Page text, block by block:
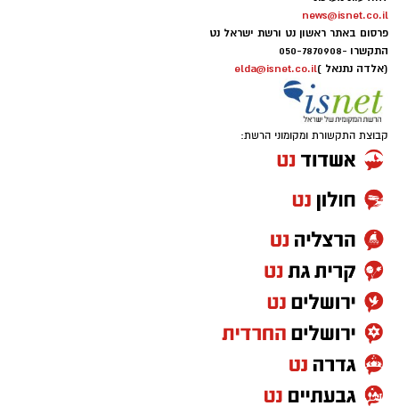
news@isnet.co.il
פרסום באתר ראשון נט ורשת ישראל נט
התקשרו -050-7870908
(אלדה נתנאל )elda@isnet.co.il
קבוצת התקשורת ומקומוני הרשת: